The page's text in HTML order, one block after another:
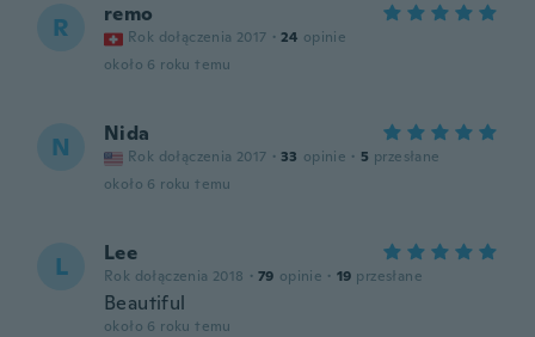
R remo
Rok dołączenia 2017 · 24 opinie
około 6 roku temu
N Nida
Rok dołączenia 2017 · 33 opinie · 5 przesłane
około 6 roku temu
L Lee
Rok dołączenia 2018 · 79 opinie · 19 przesłane
Beautiful
około 6 roku temu